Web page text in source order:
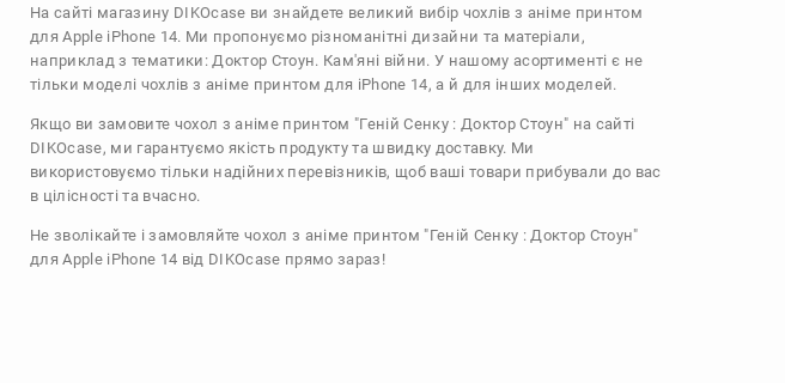
На сайті магазину DIKOcase ви знайдете великий вибір чохлів з аніме принтом
для Apple iPhone 14. Ми пропонуємо різноманітні дизайни та матеріали,
наприклад з тематики:Доктор Стоун. Кам'яні війни. У нашому асортименті є не
тільки моделі чохлів з аніме принтом для iPhone 14, а й для інших моделей.
Якщо ви замовите чохол з аніме принтом "Геній Сенку : Доктор Стоун" на сайті
DIKOcase, ми гарантуємо якість продукту та швидку доставку. Ми
використовуємо тільки надійних перевізників, щоб ваші товари прибували до вас
в цілісності та вчасно.
Не зволікайте і замовляйте чохол з аніме принтом "Геній Сенку : Доктор Стоун"
для Apple iPhone 14 від DIKOcase прямо зараз!